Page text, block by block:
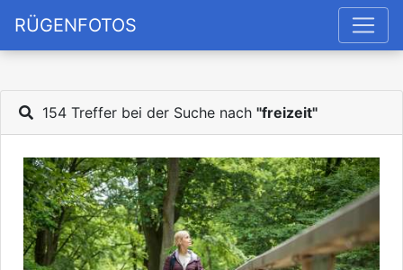
RÜGENFOTOS
154 Treffer bei der Suche nach "freizeit"